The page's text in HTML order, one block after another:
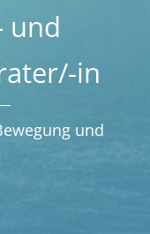
und
in
und